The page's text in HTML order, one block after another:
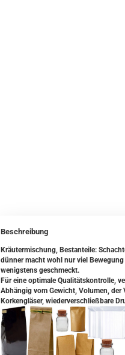
Beschreibung
Kräutermischung, Bestanteile:
dünner macht wohl nur viel
wenigstens geschmeckt.
Für eine optimale Qualitätskontrolle,
Abhängig vom Gewicht, Volumen, der
Korkengläser, wiederverschließbare